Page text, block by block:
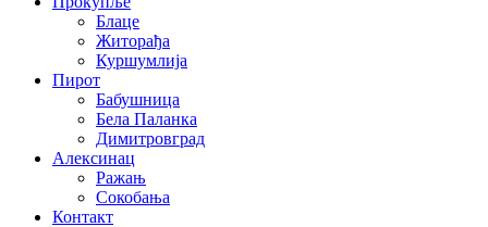
Блаце
Житорађа
Куршумлија
Пирот
Бабушница
Бела Паланка
Димитровград
Алексинац
Ражањ
Сокобања
Контакт